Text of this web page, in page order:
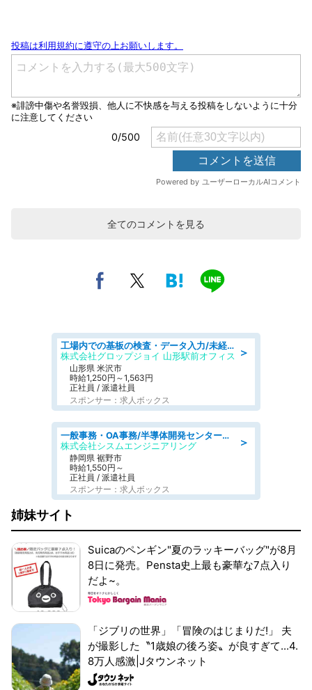
全てのコメントを見る
＞
工場内での基板の検査・データ入力/未経験歓迎/交通費支給/食堂あり
株式会社グロップジョイ 山形駅前オフィス
山形県 米沢市
時給1,250円～1,563円
正社員 / 派遣社員
スポンサー：求人ボックス
＞
一般事務・OA事務/半導体開発センター内で事務&軽作業スタッフ、募集
株式会社シスムエンジニアリング
静岡県 裾野市
時給1,550円～
正社員 / 派遣社員
スポンサー：求人ボックス
姉妹サイト
Suicaのペンギン"夏のラッキーバッグ"が8月
8日に発売。Pensta史上最も豪華な7点入り
だよ~。
「ジブリの世界」「冒険のはじまりだ!」 夫
が撮影した〝1歳娘の後ろ姿〟が良すぎて...4.
8万人感激|Jタウンネット